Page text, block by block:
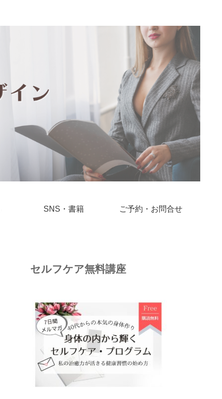
SNS・書籍 ご予約・お問合せ
セルフケア無料講座